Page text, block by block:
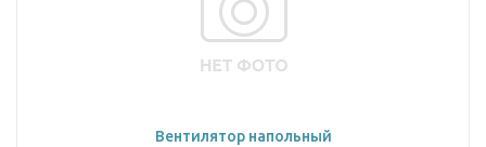
Вентилятор напольный